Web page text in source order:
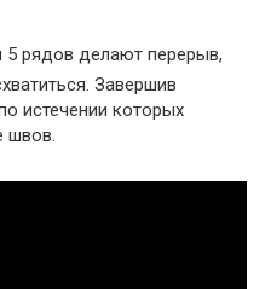
рядов делают перерыв,
Завершив
истечении которых
швов.